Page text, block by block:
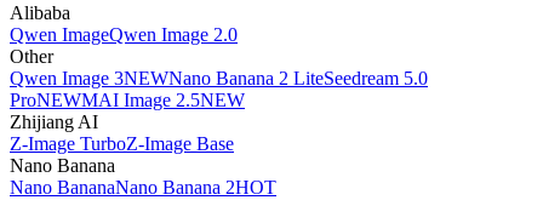
Alibaba
Qwen ImageQwen Image 2.0
Other
Qwen Image 3NEWNano Banana 2 LiteSeedream 5.0
ProNEWMAI Image 2.5NEW
Zhijiang AI
Z-Image TurboZ-Image Base
Nano Banana
Nano BananaNano Banana 2HOT